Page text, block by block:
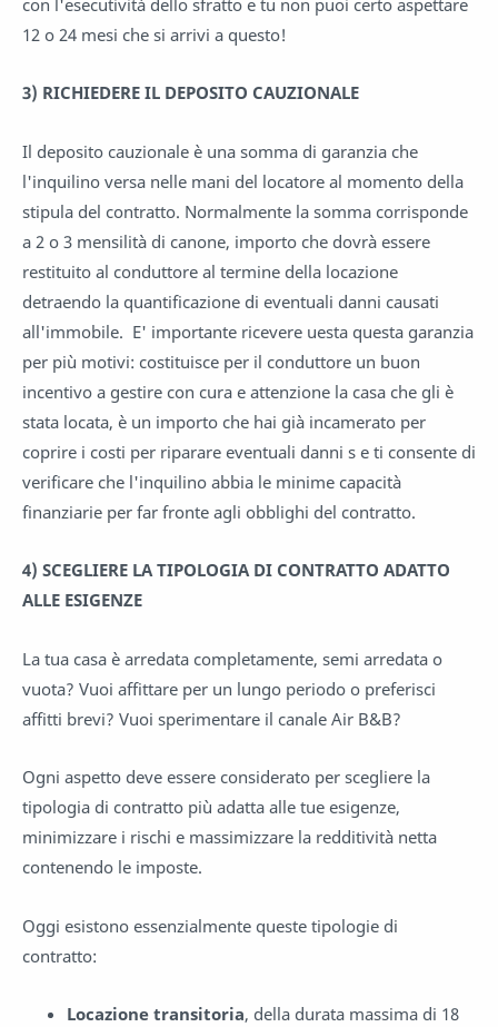
12 o 24 mesi che si arrivi a questo!
3) RICHIEDERE IL DEPOSITO CAUZIONALE
Il deposito cauzionale è una somma di garanzia che
l'inquilino versa nelle mani del locatore al momento della
stipula del contratto. Normalmente la somma corrisponde
a 2 o 3 mensilità di canone, importo che dovrà essere
restituito al conduttore al termine della locazione
detraendo la quantificazione di eventuali danni causati
all'immobile. E' importante ricevere uesta questa garanzia
per più motivi: costituisce per il conduttore un buon
incentivo a gestire con cura e attenzione la casa che gli è
stata locata, è un importo che hai già incamerato per
coprire i costi per riparare eventuali danni s e ti consente di
verificare che l'inquilino abbia le minime capacità
finanziarie per far fronte agli obblighi del contratto.
4) SCEGLIERE LA TIPOLOGIA DI CONTRATTO ADATTO
ALLE ESIGENZE
La tua casa è arredata completamente, semi arredata o
vuota? Vuoi affittare per un lungo periodo o preferisci
affitti brevi? Vuoi sperimentare il canale Air B&B?
Ogni aspetto deve essere considerato per scegliere la
tipologia di contratto più adatta alle tue esigenze,
minimizzare i rischi e massimizzare la redditività netta
contenendo le imposte.
Oggi esistono essenzialmente queste tipologie di
contratto:
Locazione transitoria, della durata massima di 18